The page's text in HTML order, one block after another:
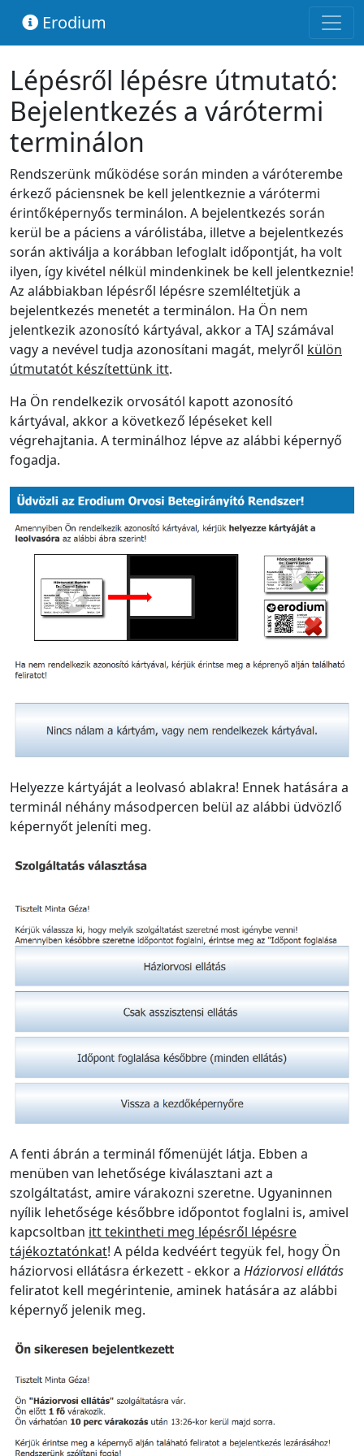
Erodium
Lépésről lépésre útmutató:
Bejelentkezés a várótermi
terminálon
Rendszerünk működése során minden a váróterembe
érkező páciensnek be kell jelentkeznie a várótermi
érintőképernyős terminálon. A bejelentkezés során
kerül be a páciens a várólistába, illetve a bejelentkezés
során aktiválja a korábban lefoglalt időpontját, ha volt
ilyen, így kivétel nélkül mindenkinek be kell jelentkeznie!
Az alábbiakban lépésről lépésre szemléltetjük a
bejelentkezés menetét a terminálon. Ha Ön nem
jelentkezik azonosító kártyával, akkor a TAJ számával
vagy a nevével tudja azonosítani magát, melyről külön
útmutatót készítettünk itt.
Ha Ön rendelkezik orvosától kapott azonosító
kártyával, akkor a következő lépéseket kell
végrehajtania. A terminálhoz lépve az alábbi képernyő
fogadja.
Helyezze kártyáját a leolvasó ablakra! Ennek hatására a
terminál néhány másodpercen belül az alábbi üdvözlő
képernyőt jeleníti meg.
A fenti ábrán a terminál főmenüjét látja. Ebben a
menüben van lehetősége kiválasztani azt a
szolgáltatást, amire várakozni szeretne. Ugyaninnen
nyílik lehetősége későbbre időpontot foglalni is, amivel
kapcsoltban itt tekintheti meg lépésről lépésre
tájékoztatónkat! A példa kedvéért tegyük fel, hogy Ön
háziorvosi ellátásra érkezett - ekkor a Háziorvosi ellátás
feliratot kell megérintenie, aminek hatására az alábbi
képernyő jelenik meg.